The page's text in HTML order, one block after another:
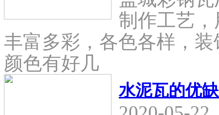
制作工艺
丰富多彩，各色各样，
颜色有好几
水泥瓦的优